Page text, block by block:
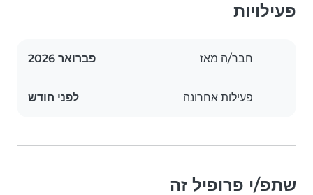
פעילויות
חבר/ה מאז פברואר 2026
פעילות אחרונה לפני חודש
שתפ/י פרופיל זה